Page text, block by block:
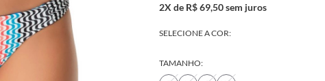
2X de R$ 69,50 sem juros
SELECIONE A COR:
TAMANHO: